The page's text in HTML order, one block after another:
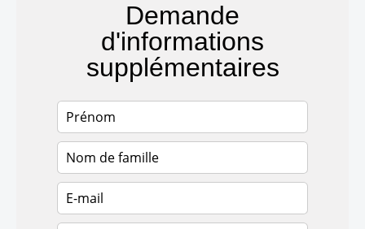
Demande
d'informations
supplémentaires